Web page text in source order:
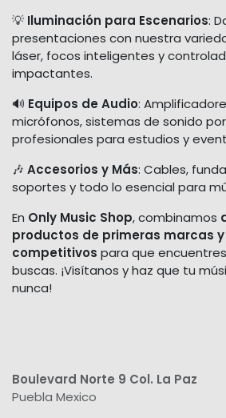
💡 Iluminación para Escenarios:
presentaciones con nuestra
láser, focos inteligentes y
impactantes.
🔊 Equipos de Audio:
micrófonos, sistemas de sonido
profesionales para estudios y
🎶 Accesorios y Más: Cables,
soportes y todo lo esencial para
En Only Music Shop, combinamos
productos de primeras marcas
competitivos para que
buscas. ¡Visítanos y haz que tu
nunca!
Boulevard Norte 9 Col. La Paz
Puebla Mexico